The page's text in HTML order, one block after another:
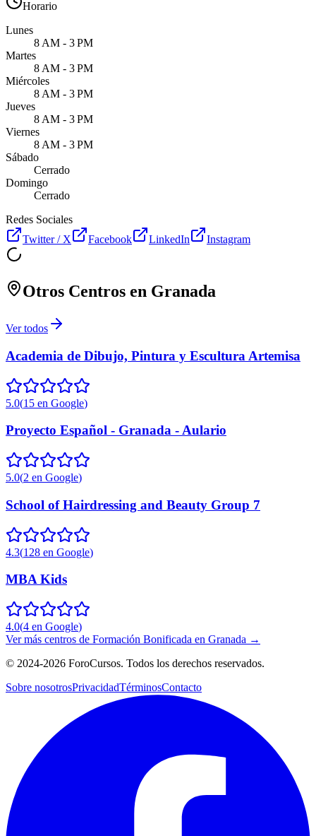
Horario
Lunes
8 AM - 3 PM
Martes
8 AM - 3 PM
Miércoles
8 AM - 3 PM
Jueves
8 AM - 3 PM
Viernes
8 AM - 3 PM
Sábado
Cerrado
Domingo
Cerrado
Redes Sociales
Twitter / X
Facebook LinkedIn Instagram
Otros Centros en Granada
Ver todos
Academia de Dibujo, Pintura y Escultura Artemisa
5.0(15 en Google)
Proyecto Español - Granada - Aulario
5.0(2 en Google)
School of Hairdressing and Beauty Group 7
4.3(128 en Google)
MBA Kids
4.0(4 en Google)
Ver más centros de Formación Bonificada en Granada →
© 2024-2026 ForoCursos. Todos los derechos reservados.
Sobre nosotrosPrivacidadTérminosContacto